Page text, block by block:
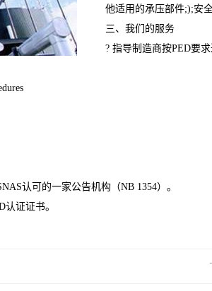
他适用的承压部件;);安
三、我们的服务
? 指导制造商按PED要
认可的一家公告机构（NB 1354）。
认证证书。